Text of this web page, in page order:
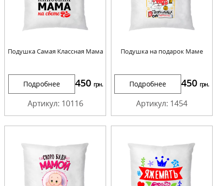
Подушка Самая Классная Мама
Подробнее 450 грн.
Артикул: 10116
Подушка на подарок Маме
Подробнее 450 грн.
Артикул: 1454